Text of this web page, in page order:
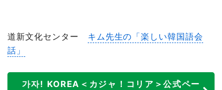
道新文化センター キム先生の「楽しい韓国語会
話」
가자! KOREA＜カジャ！コリア＞公式ペー